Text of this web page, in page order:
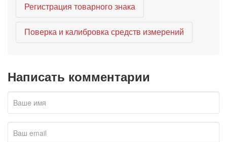
Регистрация товарного знака
Поверка и калибровка средств измерений
Написать комментарии